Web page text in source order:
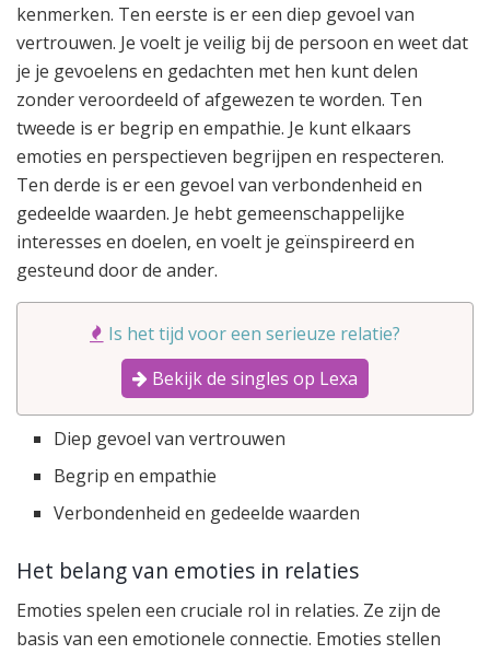
kenmerken. Ten eerste is er een diep gevoel van
vertrouwen. Je voelt je veilig bij de persoon en weet dat
je je gevoelens en gedachten met hen kunt delen
zonder veroordeeld of afgewezen te worden. Ten
tweede is er begrip en empathie. Je kunt elkaars
emoties en perspectieven begrijpen en respecteren.
Ten derde is er een gevoel van verbondenheid en
gedeelde waarden. Je hebt gemeenschappelijke
interesses en doelen, en voelt je geïnspireerd en
gesteund door de ander.
Is het tijd voor een serieuze relatie?
Bekijk de singles op Lexa
Diep gevoel van vertrouwen
Begrip en empathie
Verbondenheid en gedeelde waarden
Het belang van emoties in relaties
Emoties spelen een cruciale rol in relaties. Ze zijn de
basis van een emotionele connectie. Emoties stellen